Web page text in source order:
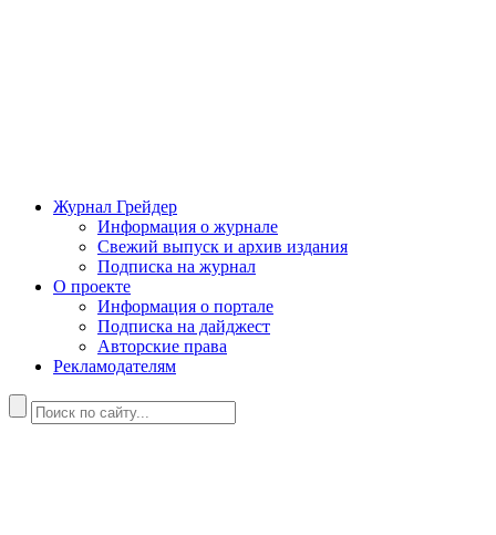
Журнал Грейдер
Информация о журнале
Свежий выпуск и архив издания
Подписка на журнал
О проекте
Информация о портале
Подписка на дайджест
Авторские права
Рекламодателям